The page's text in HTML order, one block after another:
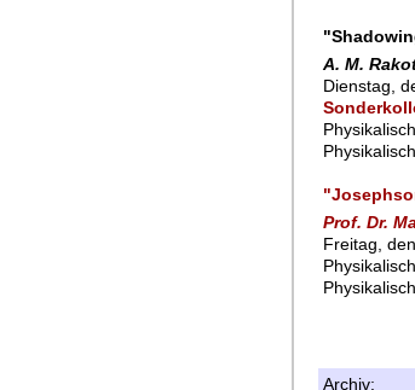
A. M.
Dienstag,
Prof. Dr.
Freitag,
Archiv: